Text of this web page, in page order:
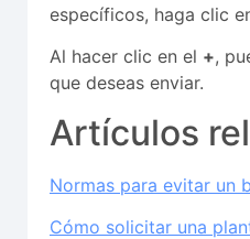
específicos, haga clic
Al hacer clic en el +,
que deseas enviar.
Artículos
Normas para evitar un
Cómo solicitar una